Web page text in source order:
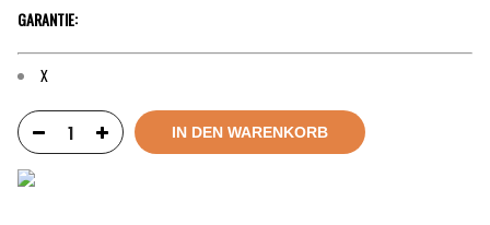
GARANTIE:
X
IN DEN WARENKORB